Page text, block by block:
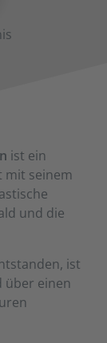
ist ein
mit seinem
und die
ist
über einen